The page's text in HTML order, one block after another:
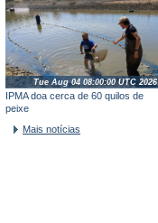
IPMA doa cerca de 60 quilos de
peixe
Tue Aug 04 08:00:00 UTC 2026
Mais notícias